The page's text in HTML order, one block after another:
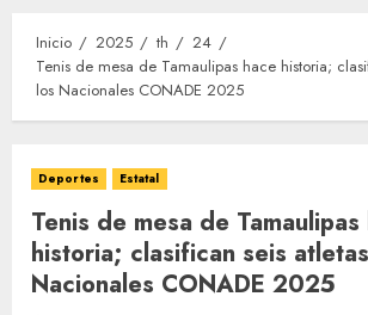
Inicio 2025 th
24
Tenis de mesa de Tamaulipas hace historia;
los Nacionales CONADE 2025
Deportes Estatal
Tenis de mesa de Tamaulipas
historia; clasifican seis
Nacionales CONADE 2025